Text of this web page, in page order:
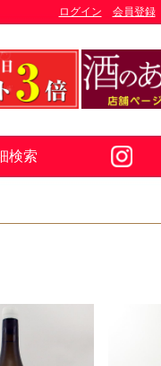
ログイン 会員登録
検索